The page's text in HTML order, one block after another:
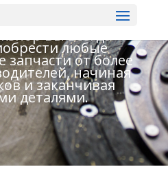
Вы всегда
любые
от более
начиная
и заканчивая
деталями.